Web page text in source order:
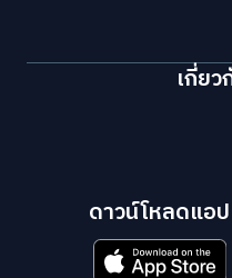
เกี่ยว
ดาวน์โหลดแอ